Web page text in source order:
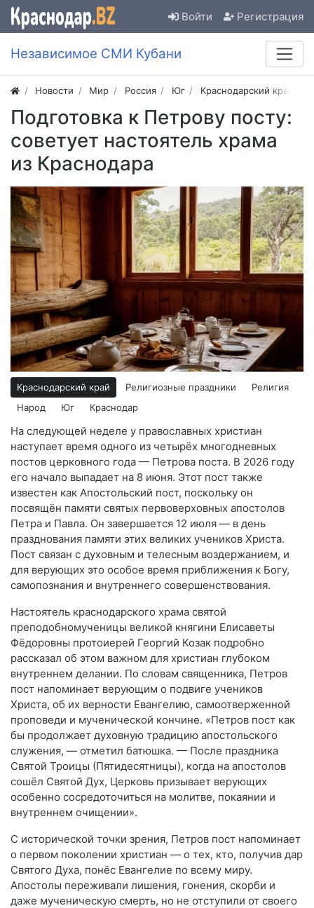
Войти Регистрация
Независимое СМИ Кубани
Новости Мир Россия Юг Краснодарский край
Подготовка к Петрову посту:
советует настоятель храма
из Краснодара
Краснодарский край Религиозные праздники
Религия
Народ
Юг Краснодар
На следующей неделе у православных христиан
наступает время одного из четырёх многодневных
постов церковного года — Петрова поста. В 2026 году
его начало выпадает на 8 июня. Этот пост также
известен как Апостольский пост, поскольку он
посвящён памяти святых первоверховных апостолов
Петра и Павла. Он завершается 12 июля — в день
празднования памяти этих великих учеников Христа.
Пост связан с духовным и телесным воздержанием, и
для верующих это особое время приближения к Богу,
самопознания и внутреннего совершенствования.
Настоятель краснодарского храма святой
преподобномученицы великой княгини Елисаветы
Фёдоровны протоиерей Георгий Козак подробно
рассказал об этом важном для христиан глубоком
внутреннем делании. По словам священника, Петров
пост напоминает верующим о подвиге учеников
Христа, об их верности Евангелию, самоотверженной
проповеди и мученической кончине. «Петров пост как
бы продолжает духовную традицию апостольского
служения, — отметил батюшка. — После праздника
Святой Троицы (Пятидесятницы), когда на апостолов
сошёл Святой Дух, Церковь призывает верующих
особенно сосредоточиться на молитве, покаянии и
внутреннем очищении».
С исторической точки зрения, Петров пост напоминает
о первом поколении христиан — о тех, кто, получив дар
Святого Духа, понёс Евангелие по всему миру.
Апостолы переживали лишения, гонения, скорби и
даже мученическую смерть, но не отступили от своего